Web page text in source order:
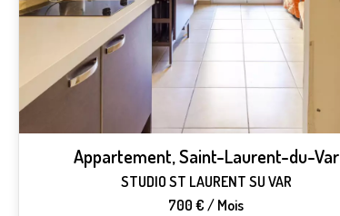
Appartement, Saint-Laurent-du-Var
STUDIO ST LAURENT SU VAR
700 € / Mois